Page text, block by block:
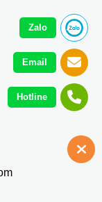
Zalo
Email
Hotline